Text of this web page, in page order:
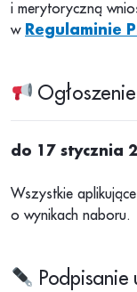
i merytoryczną
w Regulaminie
do 17 stycznia
Wszystkie
o wynikach naboru.